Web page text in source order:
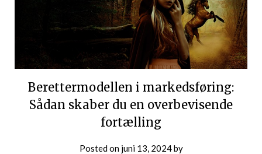
Berettermodellen i markedsføring:
Sådan skaber du en overbevisende
fortælling
Posted on juni 13, 2024by